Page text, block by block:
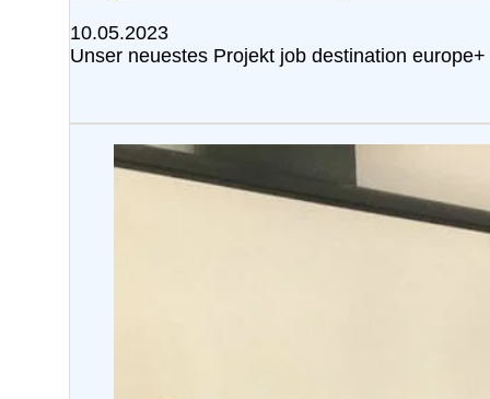
10.05.2023
Unser neuestes Projekt job destination